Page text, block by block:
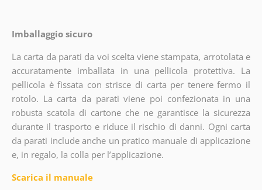
Imballaggio sicuro
La carta da parati da voi scelta viene stampata, arrotolata e
accuratamente imballata in una pellicola protettiva. La
pellicola è fissata con strisce di carta per tenere fermo il
rotolo. La carta da parati viene poi confezionata in una
robusta scatola di cartone che ne garantisce la sicurezza
durante il trasporto e riduce il rischio di danni. Ogni carta
da parati include anche un pratico manuale di applicazione
e, in regalo, la colla per l’applicazione.
Scarica il manuale